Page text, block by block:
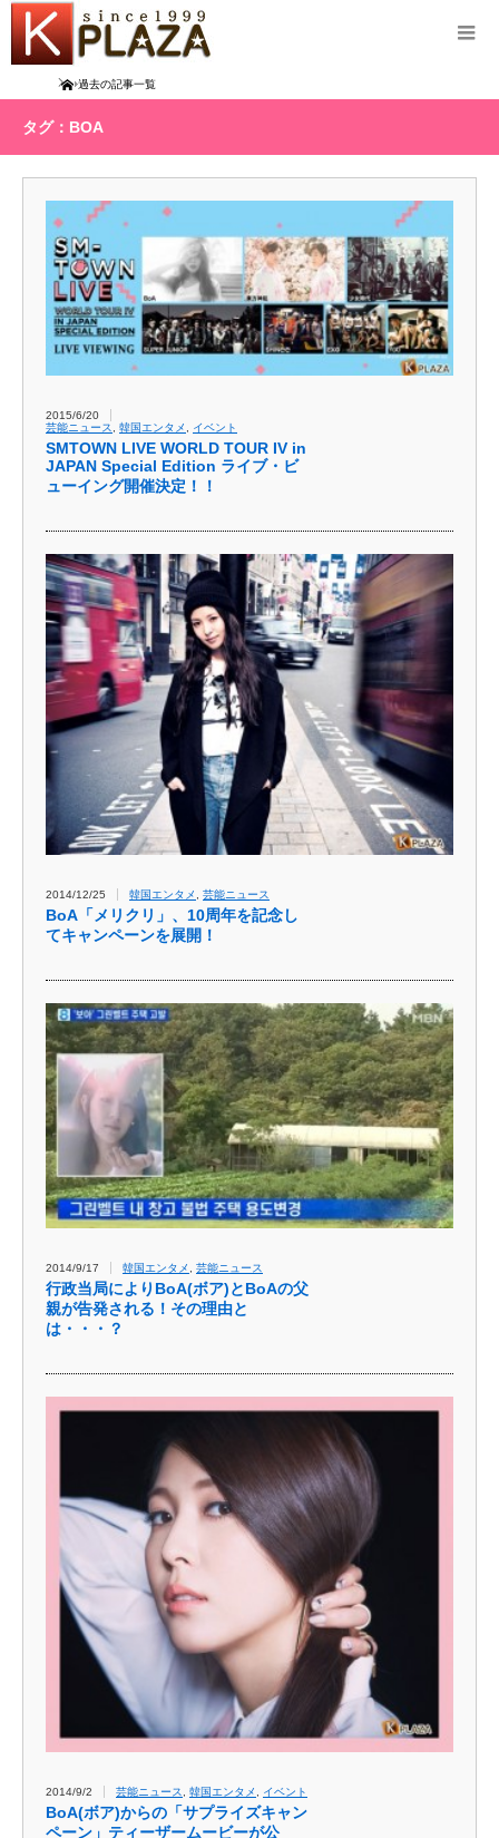
Home過去の記事一覧
タグ：BOA
2015/6/20
芸能ニュース, 韓国エンタメ , イベント
SMTOWN LIVE WORLD TOUR IV in
JAPAN Special Edition ライブ・ビ
ューイング開催決定！！
2014/12/25 韓国エンタメ 芸能ニュース
BoA「メリクリ」​、10周年を記念し
てキャンペーンを展開！​
2014/9/17 韓国エンタメ , 芸能ニュース
行政当局によりBoA(ボア)とBoAの父
親が告発される！その理由と
は・・・？
2014/9/2 芸能ニュース 韓国エンタメ イベント
BoA(ボア)からの「サプ​ライズキャン
ペーン」​ティーザームービーが​公